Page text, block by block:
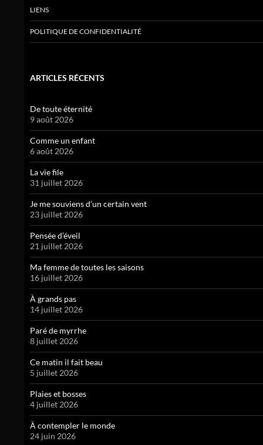
LIENS
POLITIQUE DE CONFIDENTIALITÉ
ARTICLES RÉCENTS
De toute éternité
9 août 2026
Comme un enfant
6 août 2026
La vie file
31 juillet 2026
Je me souviens d’un certain vent
23 juillet 2026
Pensée d’éveil
21 juillet 2026
Ma femme de toutes les saisons
16 juillet 2026
À grands pas
14 juillet 2026
Paré de myrrhe
8 juillet 2026
Ce matin il fait beau
5 juillet 2026
Plaies et bosses
4 juillet 2026
À contempler le monde
24 juin 2026